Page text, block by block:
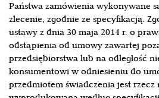
Państwa zamówienia wykonywane
zlecenie, zgodnie ze specyfikacją.
ustawy z dnia 30 maja 2014 r. o
odstąpienia od umowy zawartej
przedsiębiorstwa lub na odległość
konsumentowi w odniesieniu do
przedmiotem świadczenia jest